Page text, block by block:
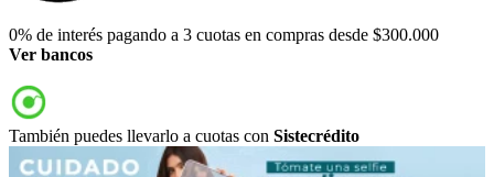
0% de interés pagando a 3 cuotas en compras desde $300.000
Ver bancos
También puedes llevarlo a cuotas con Sistecrédito